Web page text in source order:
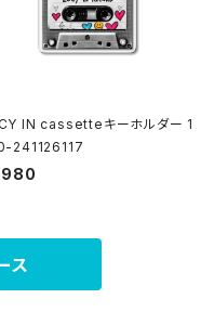
IN cassetteキーホルダー 1
241126117
ス